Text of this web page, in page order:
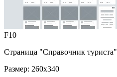
F10
Страница "Справочник туриста"
Размер: 260x340